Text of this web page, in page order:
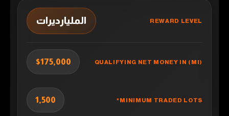
المليارديرات
$175,000
1,500